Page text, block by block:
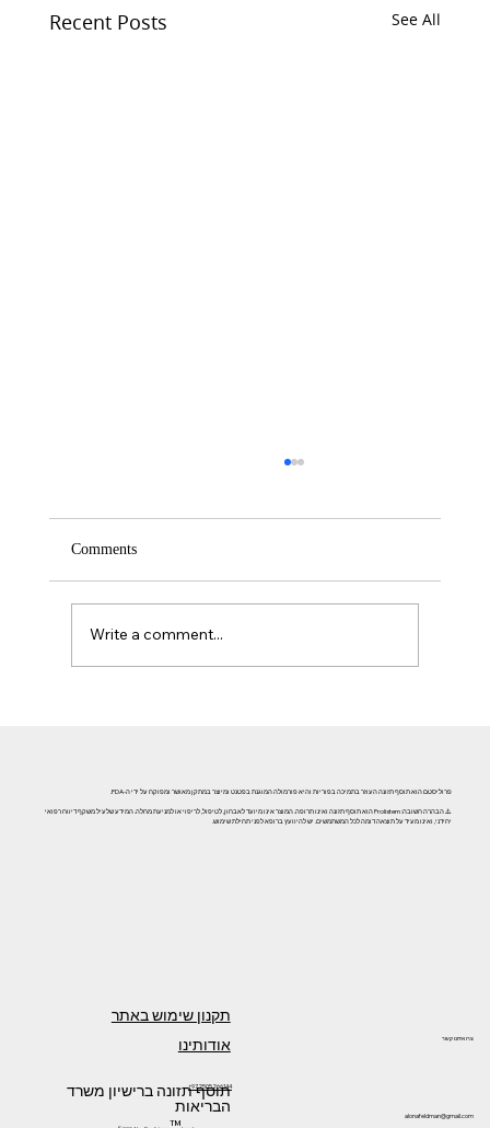
Recent Posts See All
Comments
Write a comment...
פרוליסטם הוא תוסף תזונה העוזר בתמיכה בפוריות והיא פורמולה המוגנת בפטנט ומיוצר במתקן מאושר ומפוקח על ידי ה-FDA.
⚠️ הבהרה חשובה: Prolistem הוא תוסף תזונה ואינו תרופה. המוצר אינו מיועד לאבחון, לטיפול, לריפוי או למניעת מחלה. המידע שלעיל משקף דיווח רפואי
יחידני, ואינו מעיד על תוצאה דומה לכל המשתמשים. יש להיוועץ ברופא לפני תחילת שימוש.
אודותינו
תקנון שימוש באתר
תוסף תזונה ברישיון משרד
הבריאות alonafeldman@gmail.com
צרו איתנו קשר
+972505266144